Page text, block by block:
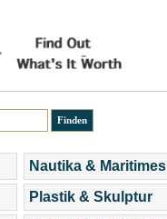
Nautika & Maritimes
Plastik & Skulptur